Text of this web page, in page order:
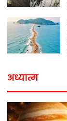
अध्यात्म